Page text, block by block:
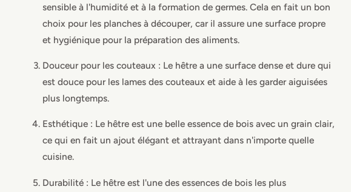
sensible à l'humidité et à la formation de germes. Cela en fait un bon
choix pour les planches à découper, car il assure une surface propre
et hygiénique pour la préparation des aliments.
Douceur pour les couteaux : Le hêtre a une surface dense et dure qui
est douce pour les lames des couteaux et aide à les garder aiguisées
plus longtemps.
Esthétique : Le hêtre est une belle essence de bois avec un grain clair,
ce qui en fait un ajout élégant et attrayant dans n'importe quelle
cuisine.
Durabilité : Le hêtre est l'une des essences de bois les plus